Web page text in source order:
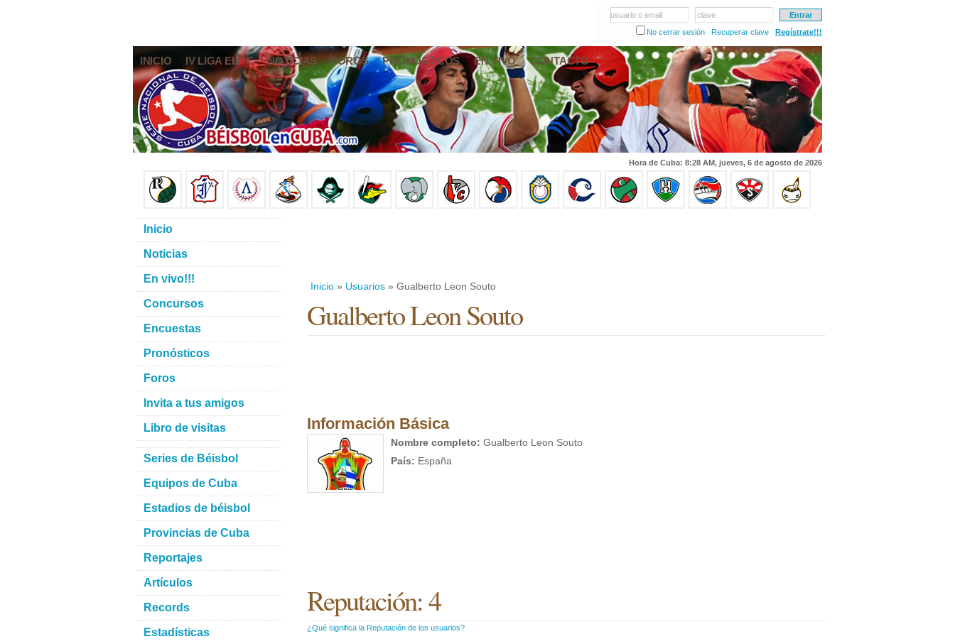
usuario o email
clave
No cerrar sesión
Recuperar clave Regístrate!!!
INICIO IV LIGA ELITE NOTICIAS FOROS PRONÓSTICOS EN VIVO CONTACTO
Hora de Cuba: 8:28 AM, jueves, 6 de agosto de 2026
Inicio » Usuarios » Gualberto Leon Souto
Gualberto Leon Souto
Información Básica
Nombre completo: Gualberto Leon Souto
País: España
Reputación: 4
¿Qué significa la Reputación de los usuarios?
Inicio
Noticias
En vivo!!!
Concursos
Encuestas
Pronósticos
Foros
Invita a tus amigos
Libro de visitas
Series de Béisbol
Equipos de Cuba
Estadios de béisbol
Provincias de Cuba
Reportajes
Artículos
Records
Estadísticas